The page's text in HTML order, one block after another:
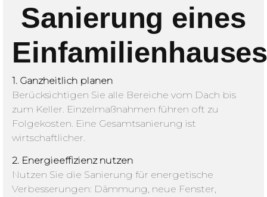
Sanierung eines
1. Ganzheitlich planen
Berücksichtigen Sie alle Bereiche vom Dach bis
zum Keller. Einzelmaßnahmen führen oft zu
Folgekosten. Eine Gesamtsanierung ist
wirtschaftlicher.
2. Energieeffizienz nutzen
Nutzen Sie die Sanierung für energetische
Verbesserungen: Dämmung, neue Fenster,